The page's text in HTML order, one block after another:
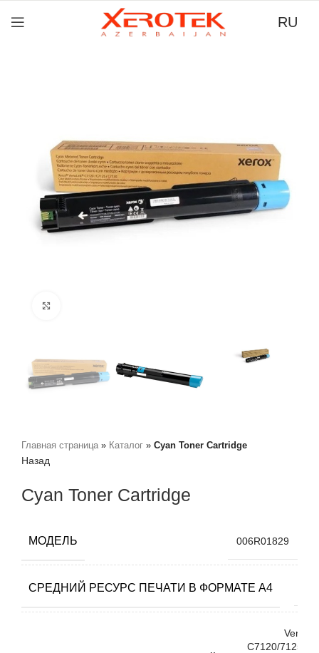
RU
Главная страница » Каталог » Cyan Toner Cartridge
Назад
Cyan Toner Cartridge
МОДЕЛЬ 006R01829
СРЕДНИЙ РЕСУРС ПЕЧАТИ В ФОРМАТЕ А4
C7120/7125/